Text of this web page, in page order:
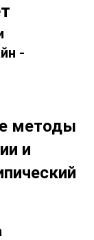
-
методы
и